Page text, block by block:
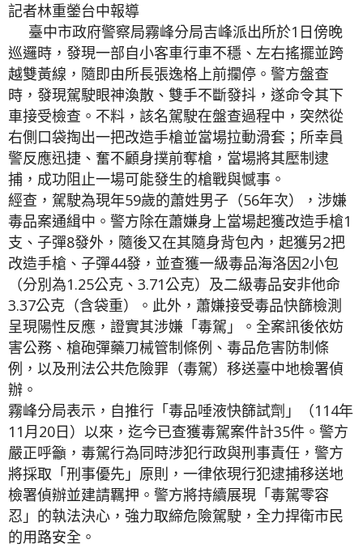
記者林重鎣台中報導
臺中市政府警察局霧峰分局吉峰派出所於1日傍晚
巡邏時，發現一部自小客車行車不穩、左右搖擺並跨
越雙黃線，隨即由所長張逸格上前攔停。警方盤查
時，發現駕駛眼神渙散、雙手不斷發抖，遂命令其下
車接受檢查。不料，該名駕駛在盤查過程中，突然從
右側口袋掏出一把改造手槍並當場拉動滑套；所幸員
警反應迅捷、奮不顧身撲前奪槍，當場將其壓制逮
捕，成功阻止一場可能發生的槍戰與憾事。
經查，駕駛為現年59歲的蕭姓男子（56年次），涉嫌
毒品案通緝中。警方除在蕭嫌身上當場起獲改造手槍1
支、子彈8發外，隨後又在其隨身背包內，起獲另2把
改造手槍、子彈44發，並查獲一級毒品海洛因2小包
（分別為1.25公克、3.71公克）及二級毒品安非他命
3.37公克（含袋重）。此外，蕭嫌接受毒品快篩檢測
呈現陽性反應，證實其涉嫌「毒駕」。全案訊後依妨
害公務、槍砲彈藥刀械管制條例、毒品危害防制條
例，以及刑法公共危險罪（毒駕）移送臺中地檢署偵
辦。
霧峰分局表示，自推行「毒品唾液快篩試劑」（114年
11月20日）以來，迄今已查獲毒駕案件計35件。警方
嚴正呼籲，毒駕行為同時涉犯行政與刑事責任，警方
將採取「刑事優先」原則，一律依現行犯逮捕移送地
檢署偵辦並建請羈押。警方將持續展現「毒駕零容
忍」的執法決心，強力取締危險駕駛，全力捍衛市民
的用路安全。